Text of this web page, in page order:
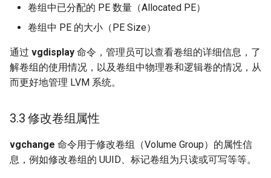
卷组中已分配的 PE 数量（Allocated PE）
卷组中 PE 的大小（PE Size）
通过 vgdisplay 命令，管理员可以查看卷组的详细信息，了
解卷组的使用情况，以及卷组中物理卷和逻辑卷的情况，从
而更好地管理 LVM 系统。
3.3 修改卷组属性
vgchange 命令用于修改卷组（Volume Group）的属性信
息，例如修改卷组的 UUID、标记卷组为只读或可写等等。